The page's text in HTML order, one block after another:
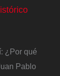
¿Por qué
Pablo